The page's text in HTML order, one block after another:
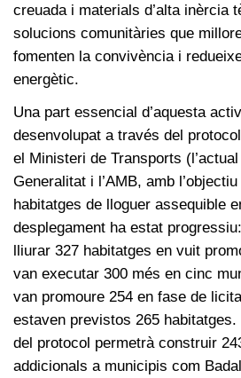
creuada i materials d’alta inèrcia
solucions comunitàries que
fomenten la convivència i
energètic.
Una part essencial d’aquesta
desenvolupat a través del
el Ministeri de Transports
Generalitat i l’AMB, amb
habitatges de lloguer assequible
desplegament ha estat
lliurar 327 habitatges en vuit
van executar 300 més en cinc
van promoure 254 en fase de
estaven previstos 265
del protocol permetrà construir
addicionals a municipis com